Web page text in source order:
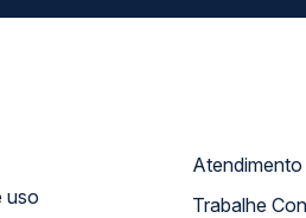
Termos de uso
Trabalhe